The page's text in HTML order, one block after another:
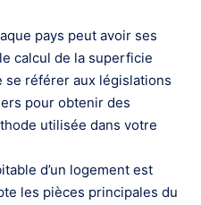
pays peut avoir ses
calcul de la superficie
se référer aux législations
pour obtenir des
utilisée dans votre
d’un logement est
les pièces principales du